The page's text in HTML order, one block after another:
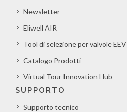
Newsletter
Eliwell AIR
Tool di selezione per valvole EEV
Catalogo Prodotti
Virtual Tour Innovation Hub
SUPPORTO
Supporto tecnico